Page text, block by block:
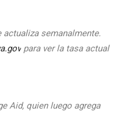
semanalmente.
para ver la tasa actual
Aid, quien luego agrega